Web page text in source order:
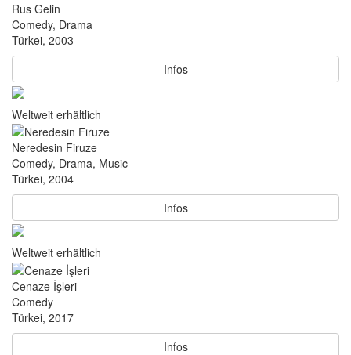
Rus Gelin
Comedy, Drama
Türkei, 2003
Infos
Weltweit erhältlich
Neredesin Firuze
Comedy, Drama, Music
Türkei, 2004
Infos
Weltweit erhältlich
Cenaze İşleri
Comedy
Türkei, 2017
Infos